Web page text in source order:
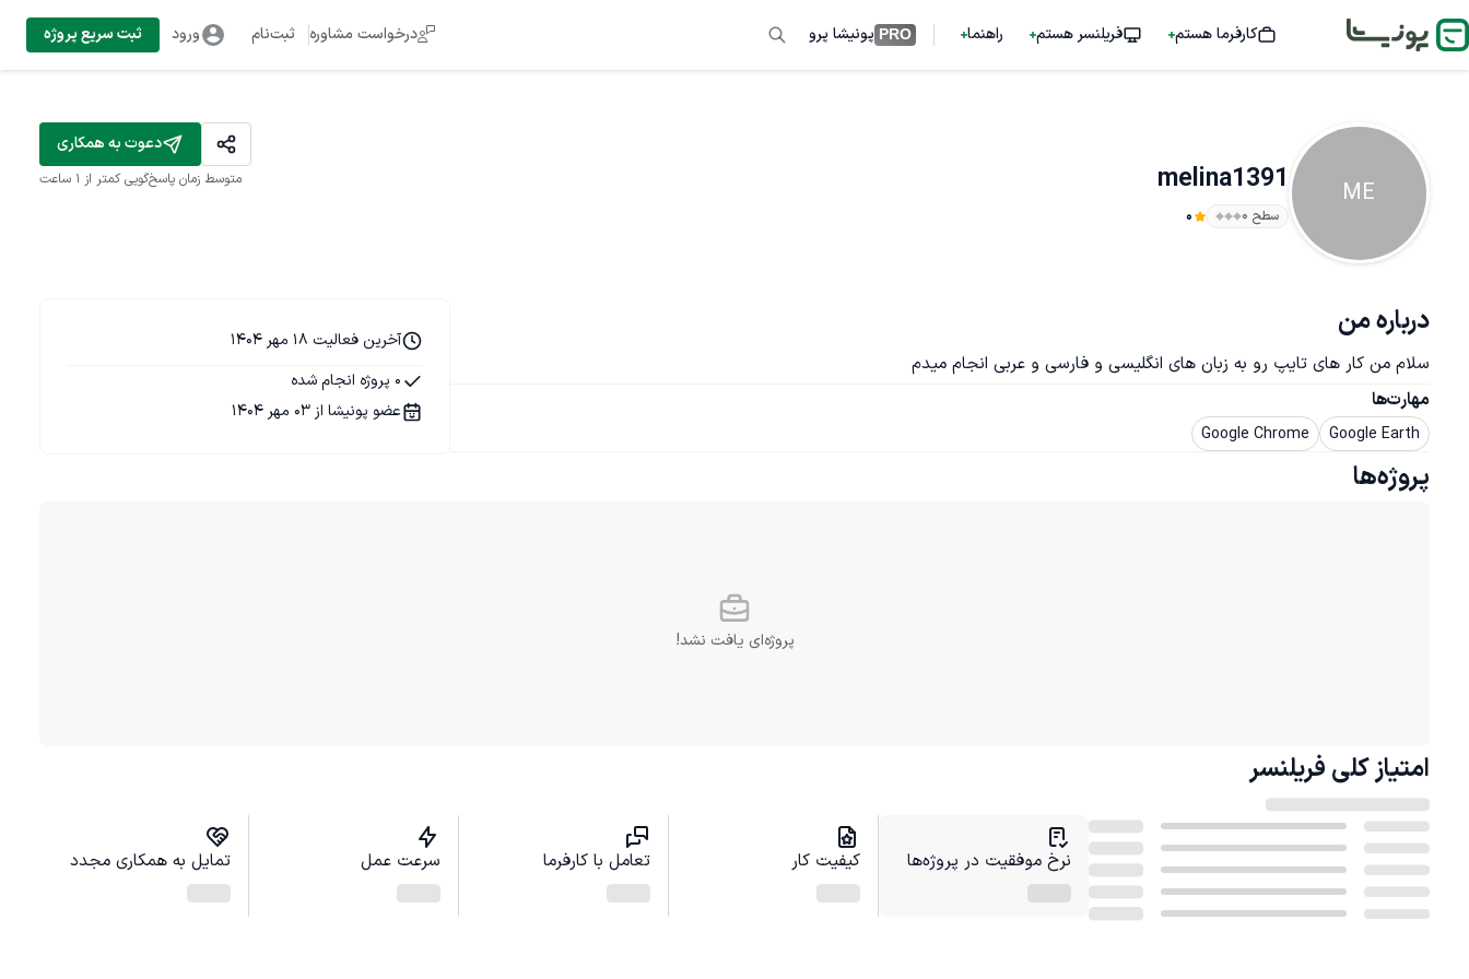
کارفرما هستم فریلنسر هستم راهنما PRO پونیشا پرو درخواست مشاوره ثبت‌نام ورود ثبت سریع پروژه
ME
melina1391
سطح ۰ 0
دعوت به همکاری
متوسط زمان پاسخ‌گویی کمتر از 1 ساعت
درباره من
سلام من کار های تایپ رو به زبان های انگلیسی و فارسی و عربی انجام میدم
مهارت‌ها
Google Earth
Google Chrome
آخرین فعالیت 18 مهر 1404
0 پروژه انجام شده
عضو پونیشا از 03 مهر 1404
پروژه‌ها
پروژه‌ای یافت نشد!
امتیاز کلی فریلنسر
نرخ موفقیت در پروژه‌ها کیفیت کار تعامل با کارفرما سرعت عمل تمایل به همکاری مجدد